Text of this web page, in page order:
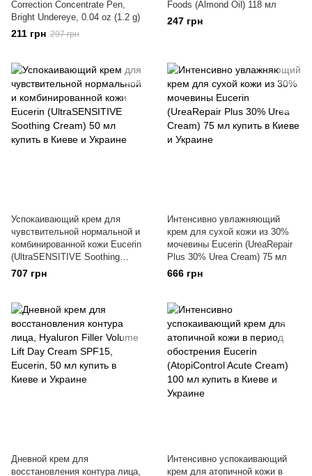
Correction Concentrate Pen,
Bright Undereye, 0.04 oz (1.2 g)
211 грн 297 грн
Foods (Almond Oil) 118 мл
247 грн
Успокаивающий крем для
чувствительной нормальной и
комбинированной кожи Eucerin
(UltraSENSITIVE Soothing
Cream) 50 мл
707 грн
Интенсивно увлажняющий
крем для сухой кожи из 30%
мочевины Eucerin (UreaRepair
Plus 30% Urea Cream) 75 мл
666 грн
Дневной крем для
восстановления контура лица,
Интенсивно успокаивающий
крем для атопичной кожи в